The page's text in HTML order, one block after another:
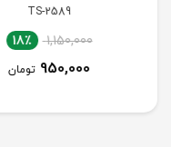
TS-2589
1,150,000 18٪
950,000 تومان